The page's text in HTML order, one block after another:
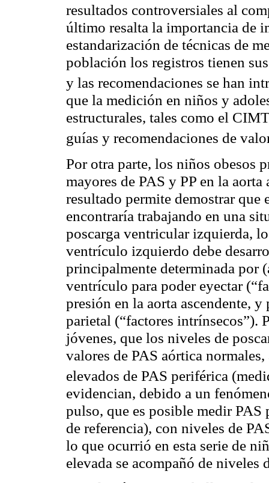
resultados controversiales al
último resalta la importancia de
estandarización de técnicas de
población los registros tienen
y las recomendaciones se han
que la medición en niños y
estructurales, tales como el
guías y recomendaciones de
Por otra parte, los niños obesos
mayores de PAS y PP en la
resultado permite demostrar
encontraría trabajando en una
poscarga ventricular izquierda,
ventrículo izquierdo debe
principalmente determinada por
ventrículo para poder eyectar
presión en la aorta ascendente,
parietal (“factores intrínsecos”).
jóvenes, que los niveles de
valores de PAS aórtica
elevados de PAS periférica
evidencian, debido a un
pulso, que es posible medir
de referencia), con niveles de
lo que ocurrió en esta serie de
elevada se acompañó de niveles